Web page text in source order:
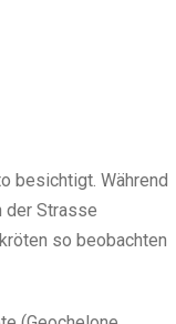
besichtigt. Während
der Strasse
so beobachten